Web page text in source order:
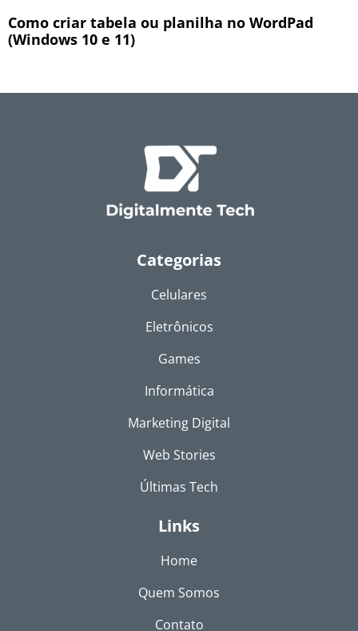
Como criar tabela ou planilha no WordPad
(Windows 10 e 11)
Categorias
Celulares
Eletrônicos
Games
Informática
Marketing Digital
Web Stories
Últimas Tech
Links
Home
Quem Somos
Contato